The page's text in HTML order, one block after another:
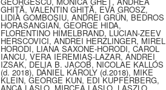
GHIŢĂ, VALENTIN GHIŢĂ, EVA GROSZ,
LIDIA GOMBOŞIU, ANDREI GRÜN, BEDROS
HORASANGIAN, GEORGE HIDA,
FLORENTINO HIMELBRAND, LUCIAN-ZEEV
HERSCOVICI, ANDREI HERZLINGER, MIREL
HORODI, LIANA SAXONE-HORODI, CAROL
IANCU, VERA IEREMIAŞ-LAZAR, ANDREI
IZSAK, DELIA B. JACOB, NICOLAE KALLÓS
(d. 2018), DÁNIEL KÁROLY (d.2018), MIKE
KLEIN, GEORGE KUN, EDI KUPFERBERG,